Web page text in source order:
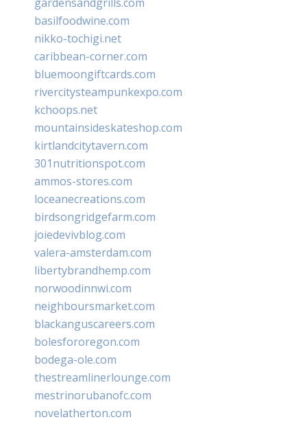
basilfoodwine.com
nikko-tochigi.net
caribbean-corner.com
bluemoongiftcards.com
rivercitysteampunkexpo.com
kchoops.net
mountainsideskateshop.com
kirtlandcitytavern.com
301nutritionspot.com
ammos-stores.com
loceanecreations.com
birdsongridgefarm.com
joiedevivblog.com
valera-amsterdam.com
libertybrandhemp.com
norwoodinnwi.com
neighboursmarket.com
blackanguscareers.com
bolesfororegon.com
bodega-ole.com
thestreamlinerlounge.com
mestrinorubanofc.com
novelatherton.com